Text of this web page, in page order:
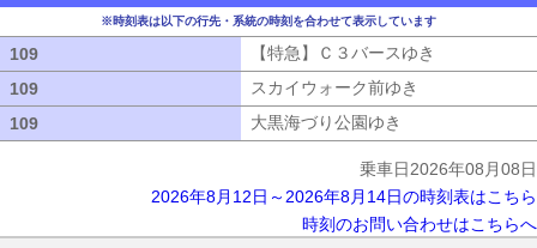
※時刻表は以下の行先・系統の時刻を合わせて表示しています
109 【特急】Ｃ３バースゆき
109
スカイウォーク前ゆき
109
大黒海づり公園ゆき
乗車日2026年08月08日
2026年8月12日～2026年8月14日の時刻表はこちら
時刻のお問い合わせはこちらへ